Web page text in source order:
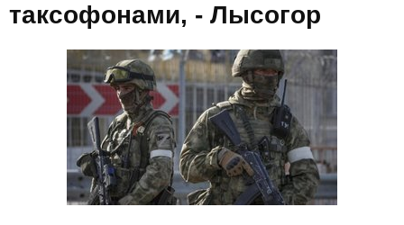
таксофонами, - Лысогор